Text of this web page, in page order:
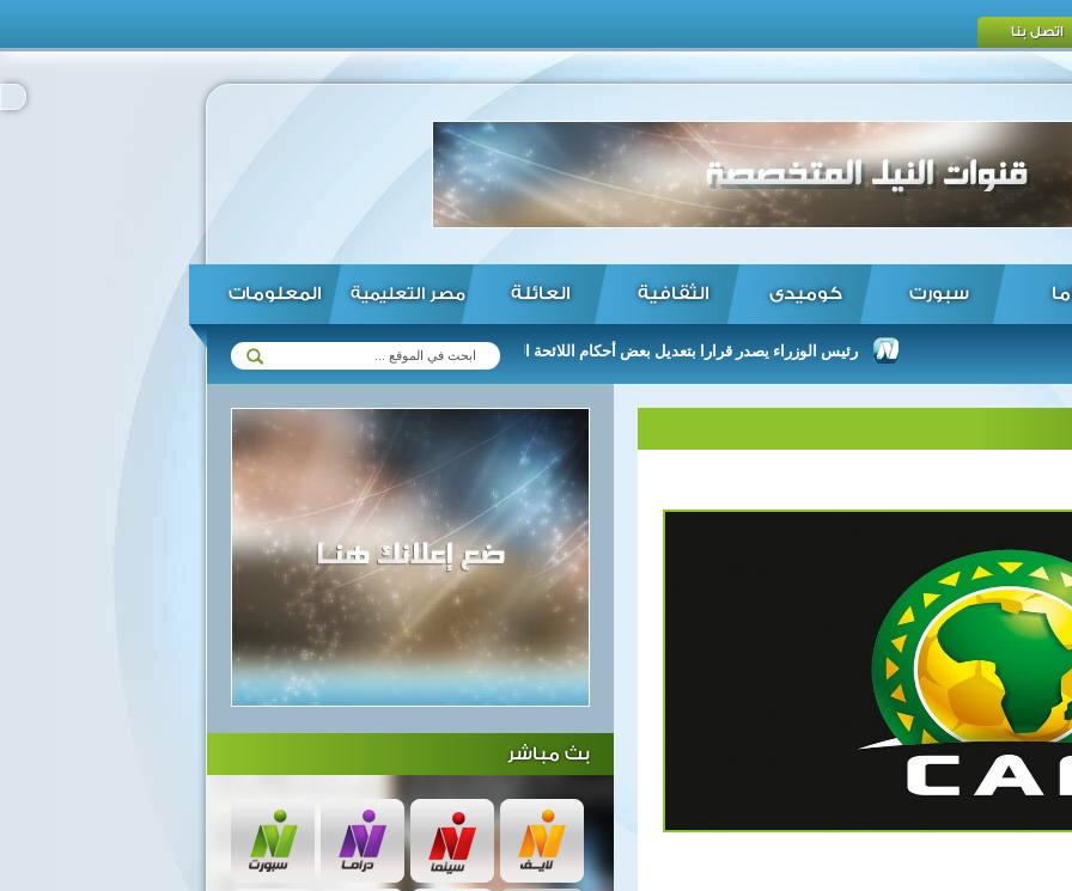
اتصل بنا
سبورت كوميدى الثقافية العائلة مصر التعليمية المعلومات
الحكومة تنفي قبول المصريين العائدين من رئيس الوزراء يصدر قرارا بتعديل بعض أحكام اللائحة التنفيذية لقانون الاستثمار ...
بث مباشر